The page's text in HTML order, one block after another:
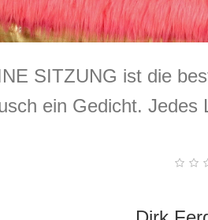
SITZUNG ist die
ein Gedicht. Jedes